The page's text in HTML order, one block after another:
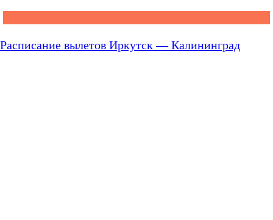
Расписание вылетов Иркутск — Калининград